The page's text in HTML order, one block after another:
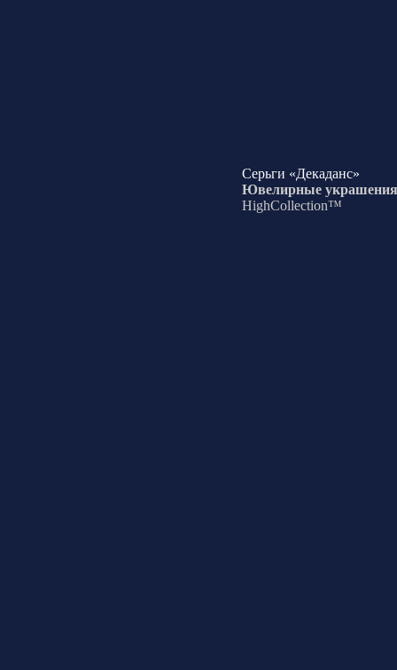
Серьги «Декаданс»
Ювелирные украшения
HighCollection™